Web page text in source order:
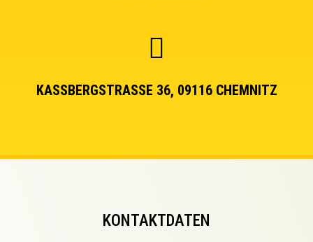
KASSBERGSTRASSE 36, 09116 CHEMNITZ
KONTAKTDATEN